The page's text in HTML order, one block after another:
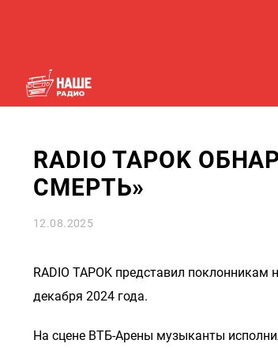
RADIO TAPOK
СМЕРТЬ»
12.08.2025
RADIO TAPOK представил поклонникам
декабря 2024 года.
На сцене ВТБ-Арены музыканты